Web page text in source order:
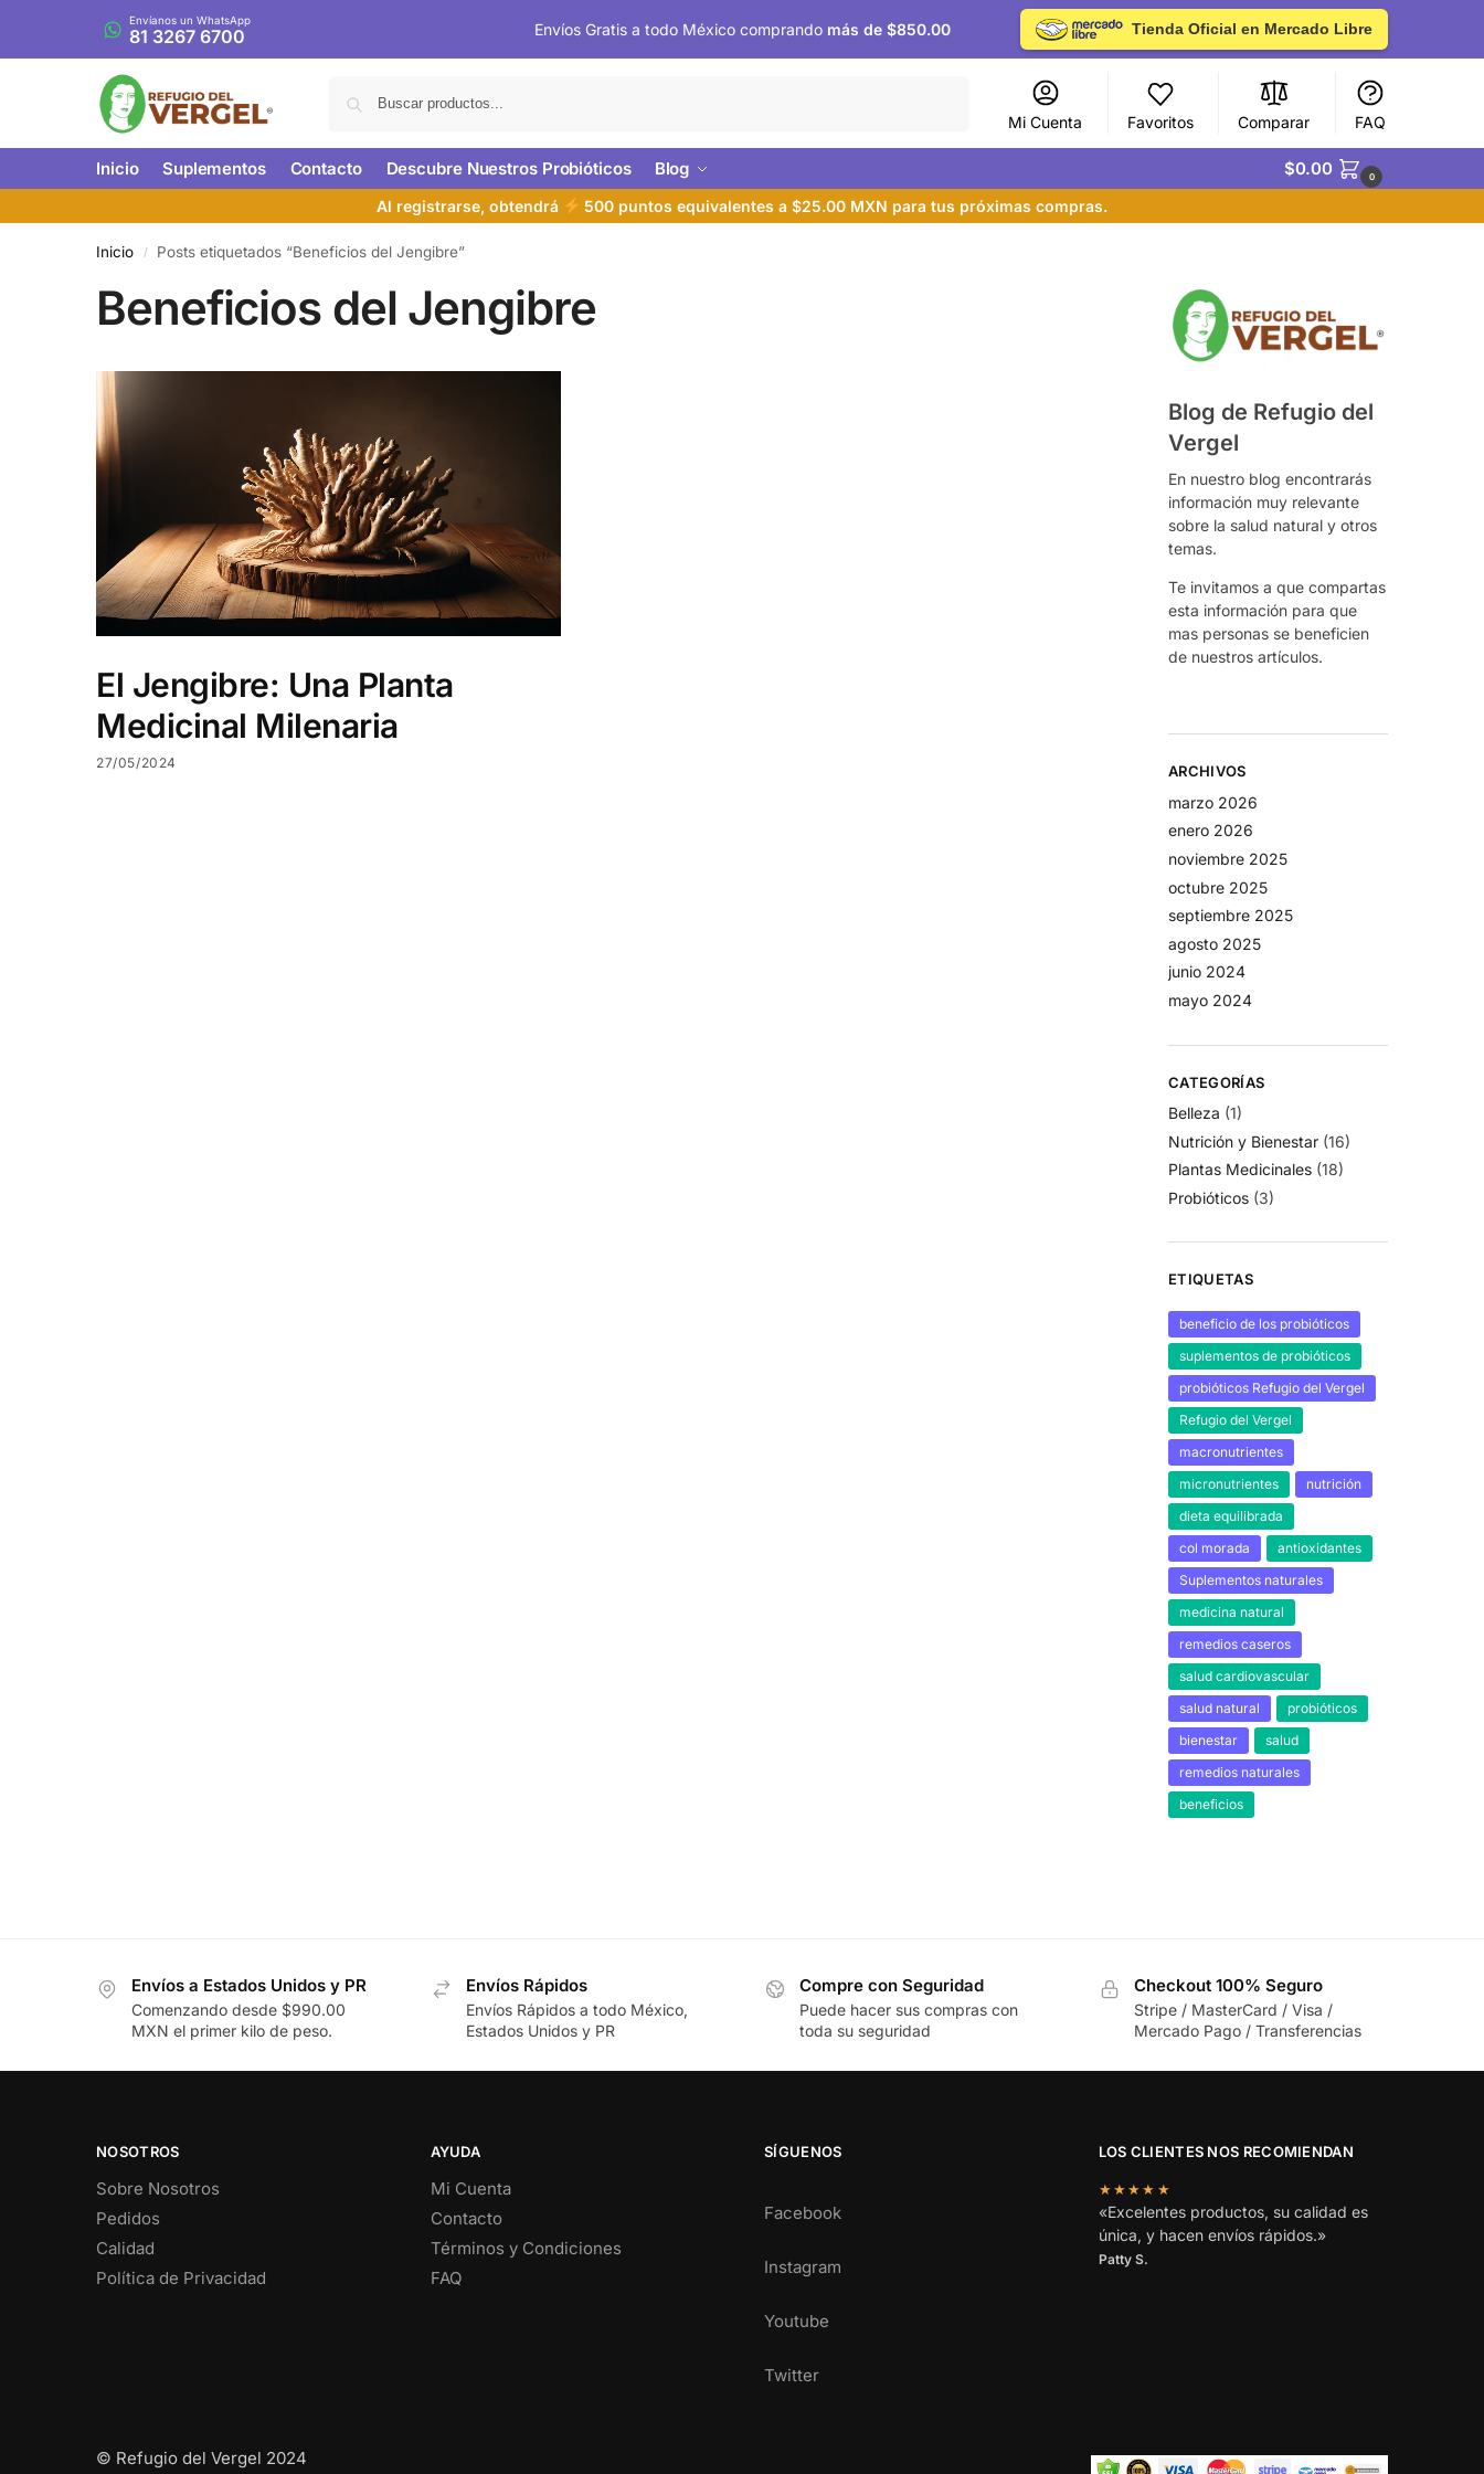
Envíanos un WhatsApp
81 3267 6700 Envíos Gratis a todo México comprando más de $850.00 Tienda Oficial en Mercado Libre
Mi Cuenta Favoritos Comparar FAQ
Inicio Suplementos Contacto Descubre Nuestros Probióticos Blog $0.00 0
Al registrarse, obtendrá 500 puntos equivalentes a $25.00 MXN para tus próximas compras.
Inicio / Posts etiquetados “Beneficios del Jengibre”
Beneficios del Jengibre
El Jengibre: Una Planta
Medicinal Milenaria
27/05/2024
Blog de Refugio del
Vergel
En nuestro blog encontrarás
información muy relevante
sobre la salud natural y otros
temas.
Te invitamos a que compartas
esta información para que
mas personas se beneficien
de nuestros artículos.
ARCHIVOS
marzo 2026
enero 2026
noviembre 2025
octubre 2025
septiembre 2025
agosto 2025
junio 2024
mayo 2024
CATEGORÍAS
Belleza (1)
Nutrición y Bienestar (16)
Plantas Medicinales (18)
Probióticos (3)
ETIQUETAS
beneficio de los probióticos
suplementos de probióticos
probióticos Refugio del Vergel
Refugio del Vergel
macronutrientes
micronutrientes
nutrición
dieta equilibrada
col morada
antioxidantes
Suplementos naturales
medicina natural
remedios caseros
salud cardiovascular
salud natural
probióticos
bienestar
salud
remedios naturales
beneficios
Envíos a Estados Unidos y PR
Comenzando desde $990.00
MXN el primer kilo de peso.
Envíos Rápidos
Envíos Rápidos a todo México,
Estados Unidos y PR
Compre con Seguridad
Puede hacer sus compras con
toda su seguridad
Checkout 100% Seguro
Stripe / MasterCard / Visa /
Mercado Pago / Transferencias
NOSOTROS
Sobre Nosotros
Pedidos
Calidad
Política de Privacidad
AYUDA
Mi Cuenta
Contacto
Términos y Condiciones
FAQ
SÍGUENOS
Facebook
Instagram
Youtube
Twitter
LOS CLIENTES NOS RECOMIENDAN
★★★★★
«Excelentes productos, su calidad es
única, y hacen envíos rápidos.»
Patty S.
© Refugio del Vergel 2024